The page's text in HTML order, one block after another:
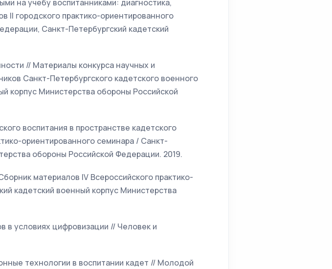
на учебу воспитанниками: диагностика,
городского практико-ориентированного
Санкт-Петербургский кадетский
// Материалы конкурса научных и
Санкт-Петербургского кадетского военного
корпус Министерства обороны Российской
воспитания в пространстве кадетского
ориентированного семинара / Санкт-
обороны Российской Федерации. 2019.
материалов IV Всероссийского практико-
кадетский военный корпус Министерства
в условиях цифровизации // Человек и
технологии в воспитании кадет // Молодой